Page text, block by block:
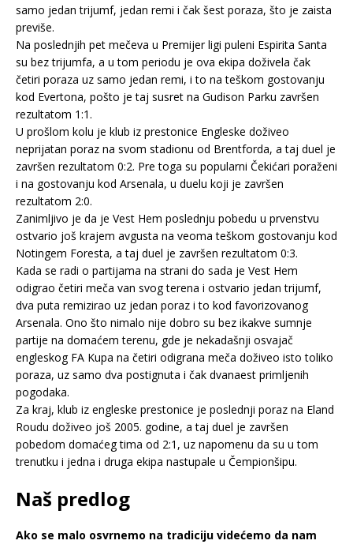
samo jedan trijumf, jedan remi i čak šest poraza, što je zaista
previše.
Na poslednjih pet mečeva u Premijer ligi puleni Espirita Santa
su bez trijumfa, a u tom periodu je ova ekipa doživela čak
četiri poraza uz samo jedan remi, i to na teškom gostovanju
kod Evertona, pošto je taj susret na Gudison Parku završen
rezultatom 1:1.
U prošlom kolu je klub iz prestonice Engleske doživeo
neprijatan poraz na svom stadionu od Brentforda, a taj duel je
završen rezultatom 0:2. Pre toga su popularni Čekićari poraženi
i na gostovanju kod Arsenala, u duelu koji je završen
rezultatom 2:0.
Zanimljivo je da je Vest Hem poslednju pobedu u prvenstvu
ostvario još krajem avgusta na veoma teškom gostovanju kod
Notingem Foresta, a taj duel je završen rezultatom 0:3.
Kada se radi o partijama na strani do sada je Vest Hem
odigrao četiri meča van svog terena i ostvario jedan trijumf,
dva puta remizirao uz jedan poraz i to kod favorizovanog
Arsenala. Ono što nimalo nije dobro su bez ikakve sumnje
partije na domaćem terenu, gde je nekadašnji osvajač
engleskog FA Kupa na četiri odigrana meča doživeo isto toliko
poraza, uz samo dva postignuta i čak dvanaest primljenih
pogodaka.
Za kraj, klub iz engleske prestonice je poslednji poraz na Eland
Roudu doživeo još 2005. godine, a taj duel je završen
pobedom domaćeg tima od 2:1, uz napomenu da su u tom
trenutku i jedna i druga ekipa nastupale u Čempionšipu.
Naš predlog
Ako se malo osvrnemo na tradiciju videćemo da nam